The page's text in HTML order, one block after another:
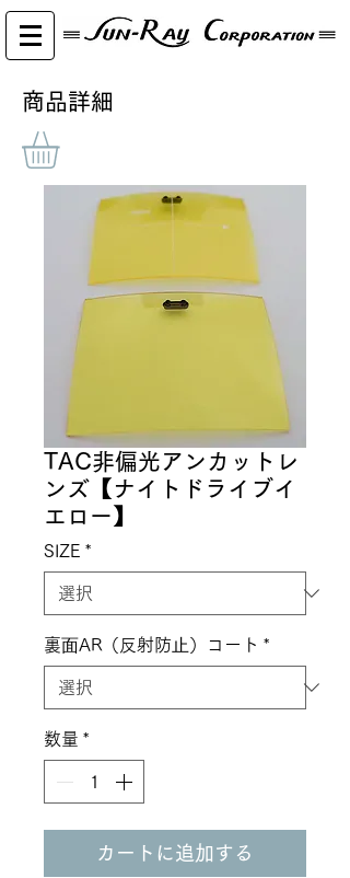
​商品詳細
TAC非偏光アンカットレ
ンズ【ナイトドライブイ
エロー】
SIZE *
裏⾯AR（反射防⽌）コート *
数量 *
カートに追加する